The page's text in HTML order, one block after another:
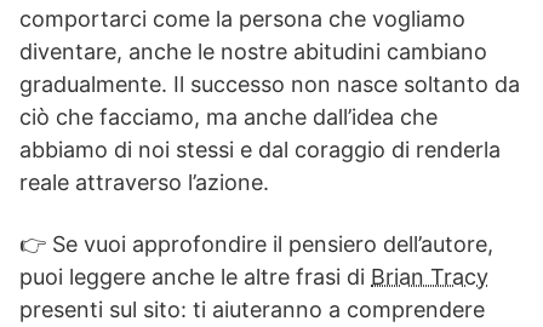
comportarci come la persona che vogliamo
diventare, anche le nostre abitudini cambiano
gradualmente. Il successo non nasce soltanto da
ciò che facciamo, ma anche dall’idea che
abbiamo di noi stessi e dal coraggio di renderla
reale attraverso l’azione.
👉 Se vuoi approfondire il pensiero dell’autore,
puoi leggere anche le altre frasi di Brian Tracy
presenti sul sito: ti aiuteranno a comprendere